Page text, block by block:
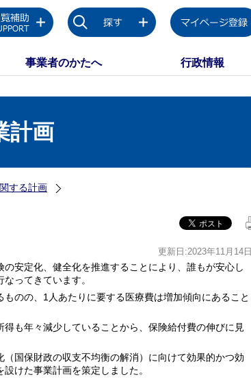
事業者のかたへ 行政情報
計画
する計画
更新日:2023年11月14日
安定化、健全化を推進することにより、誰もが安心し
ってきています。
のの、1人あたりに要する医療費は増加傾向にあること
も年々減少していることから、保険給付費の伸びに見
国保財政の収支不均衡の解消）に向けて効果的かつ効
けた事業計画を策定しました。